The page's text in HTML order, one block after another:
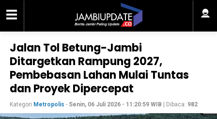
Jalan Tol Betung-Jambi
Ditargetkan Rampung 2027,
Pembebasan Lahan Mulai Tuntas
dan Proyek Dipercepat
Kategori Metropolis - Senin, 06 Juli 2026 - 11:20:59 WIB | Dibaca: 982